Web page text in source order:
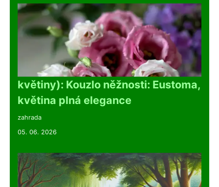
květiny): Kouzlo něžnosti: Eustoma,
květina plná elegance
zahrada
05. 06. 2026